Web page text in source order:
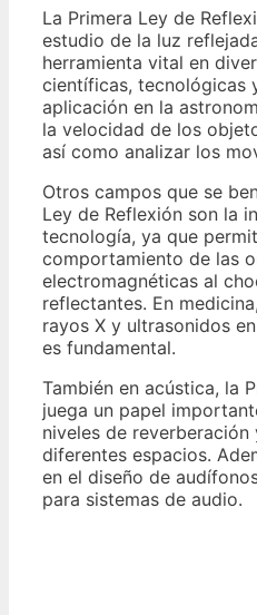
La Primera Ley de
estudio de la luz
herramienta vital en
científicas, tecnológicas
aplicación en la
la velocidad de los
así como analizar los
Otros campos que se
Ley de Reflexión son la
tecnología, ya que
comportamiento de las
electromagnéticas al
reflectantes. En
rayos X y ultrasonidos
es fundamental.
También en acústica, la
juega un papel
niveles de
diferentes espacios.
en el diseño de
para sistemas de audio.